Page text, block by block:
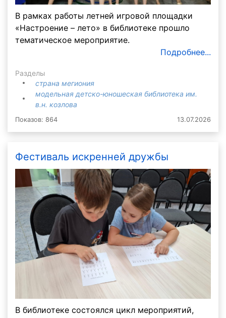
В рамках работы летней игровой площадки
«Настроение – лето» в библиотеке прошло
тематическое мероприятие.
Подробнее...
Разделы
страна мегиония
модельная детско-юношеская библиотека им.
в.н. козлова
Показов: 864 13.07.2026
Фестиваль искренней дружбы
В библиотеке состоялся цикл мероприятий,